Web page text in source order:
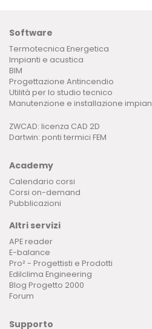
Software
Termotecnica Energetica
Impianti e acustica
BIM
Progettazione Antincendio
Utilità per lo studio tecnico
Manutenzione e installazione
ZWCAD: licenza CAD 2D
Dartwin: ponti termici FEM
Academy
Calendario corsi
Corsi on-demand
Pubblicazioni
Altri servizi
APE reader
E-balance
Pro² - Progettisti e Prodotti
Edilclima Engineering
Blog Progetto 2000
Forum
Supporto